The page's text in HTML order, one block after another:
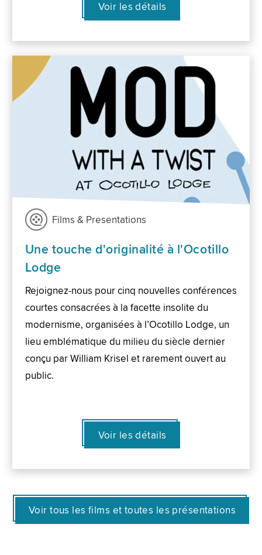
Voir les détails
Films & Presentations
Une touche d'originalité à l'Ocotillo
Lodge
Rejoignez-nous pour cinq nouvelles conférences
courtes consacrées à la facette insolite du
modernisme, organisées à l’Ocotillo Lodge, un
lieu emblématique du milieu du siècle dernier
conçu par William Krisel et rarement ouvert au
public.
Voir les détails
Voir tous les films et toutes les présentations